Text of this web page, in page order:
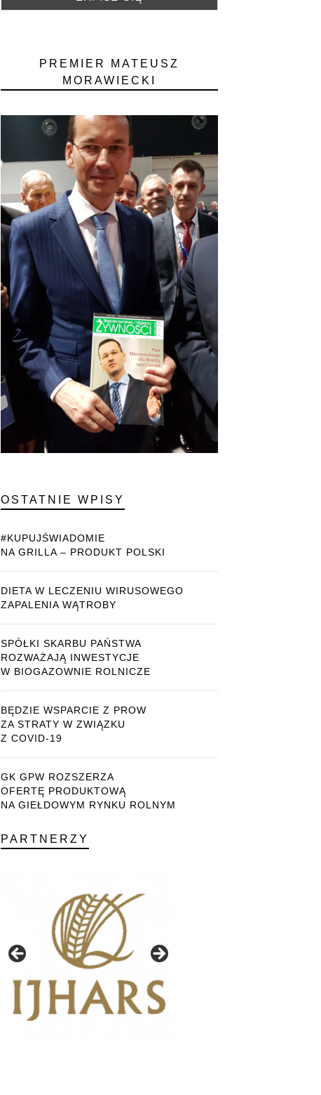
PREMIER MATEUSZ
MORAWIECKI
OSTATNIE WPISY
#KUPUJŚWIADOMIE
NA GRILLA – PRODUKT POLSKI
DIETA W LECZENIU WIRUSOWEGO
ZAPALENIA WĄTROBY
SPÓŁKI SKARBU PAŃSTWA
ROZWAŻAJĄ INWESTYCJE
W BIOGAZOWNIE ROLNICZE
BĘDZIE WSPARCIE Z PROW
ZA STRATY W ZWIĄZKU
Z COVID-19
GK GPW ROZSZERZA
OFERTĘ PRODUKTOWĄ
NA GIEŁDOWYM RYNKU ROLNYM
PARTNERZY